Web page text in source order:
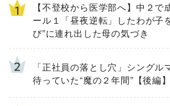
【不登校から医学部へ】中２で
ール１「昼夜逆転」したわが子
び”に連れ出した母の気づき
「正社員の落とし穴」シングル
待っていた“魔の２年間”【後編】